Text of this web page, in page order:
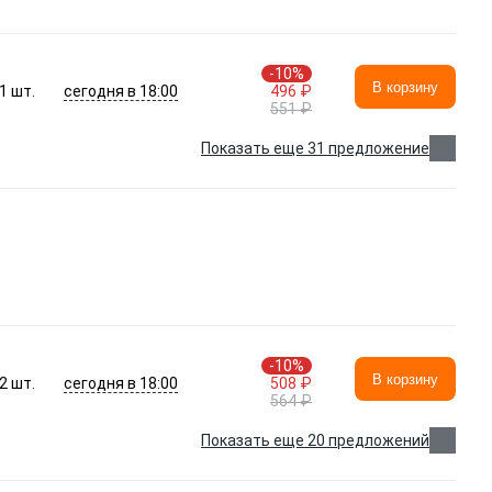
шт. сегодня в 18:00
-10%
496 ₽
551 ₽
В корзину
Показать еще 31 предложение
шт. сегодня в 18:00
-10%
508 ₽
564 ₽
В корзину
Показать еще 20 предложений